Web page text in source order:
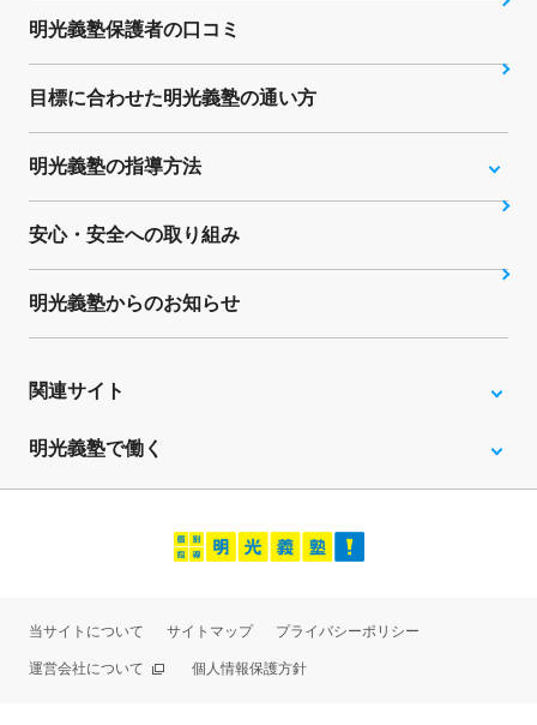
明光義塾保護者の口コミ
目標に合わせた明光義塾の通い方
明光義塾の指導方法
安心・安全への取り組み
明光義塾からのお知らせ
関連サイト
明光義塾で働く
当サイトについて サイトマップ プライバシーポリシー
運営会社について 個人情報保護方針